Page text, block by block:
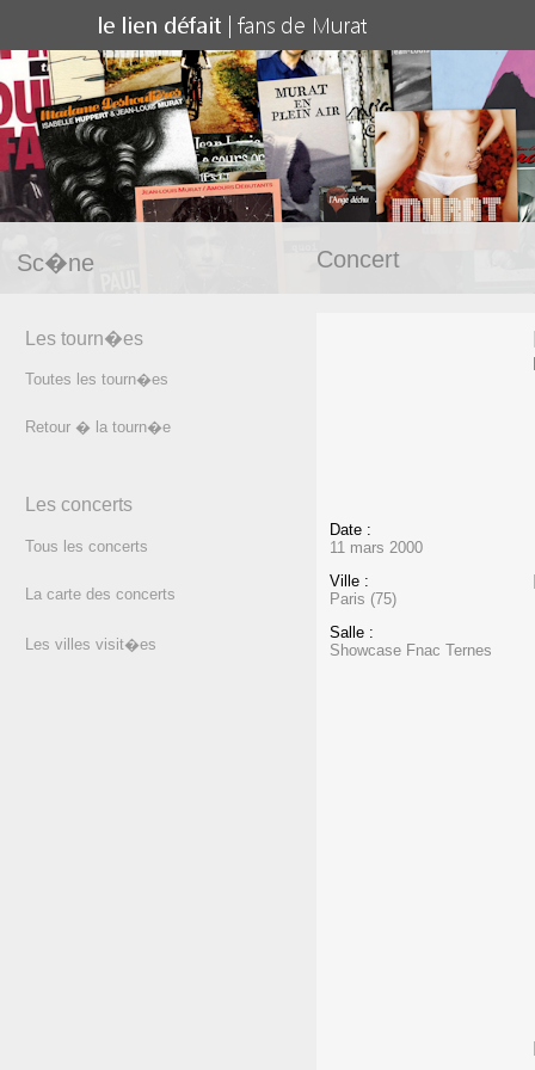
Sc�ne Concert
Les tourn�es
Toutes les tourn�es
Retour � la tourn�e
Les concerts
Tous les concerts
La carte des concerts
Les villes visit�es
Date :
11 mars 2000
Ville :
Paris (75)
Salle :
Showcase Fnac Ternes